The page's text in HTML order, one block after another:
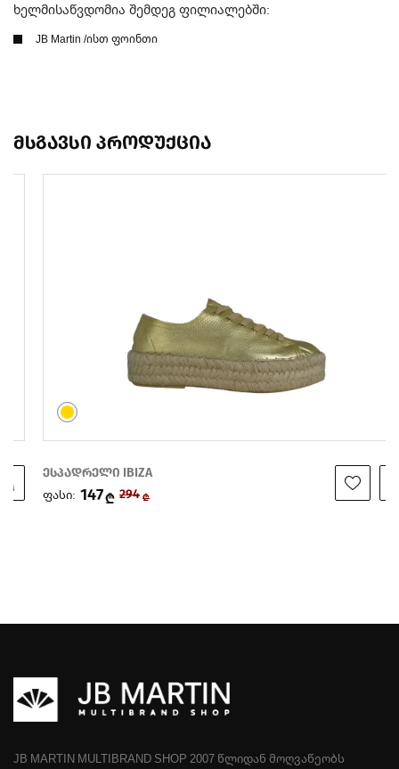
ხელმისაწვდომია შემდეგ ფილიალებში:
JB Martin /ისთ ფოინთი
მსგავსი პროდუქცია
ესპადრელი IBIZA
ფასი: 147 ₾ 294 ₾
JB MARTIN MULTIBRAND SHOP 2007 ᲬᲚᲘᲓᲐᲜ ᲛᲝᲦᲕᲐᲬᲔᲝᲑᲡ